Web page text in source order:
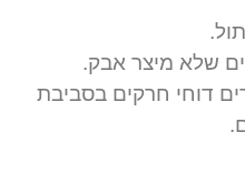
שלא מיצר אבק.
דוחי חרקים בסביבת